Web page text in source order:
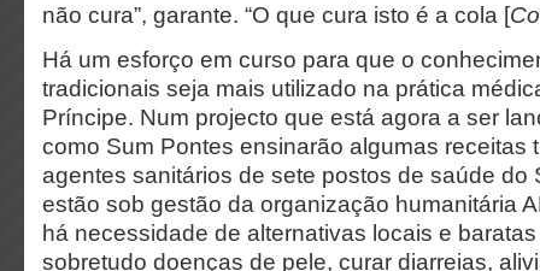
não cura”, garante. “O que cura isto é a cola [
Há um esforço em curso para que o
tradicionais seja mais utilizado na prática
Príncipe. Num projecto que está agora a ser
como Sum Pontes ensinarão algumas receitas
agentes sanitários de sete postos de saúde do
estão sob gestão da organização humanitária
há necessidade de alternativas locais e
sobretudo doenças de pele, curar diarreias,